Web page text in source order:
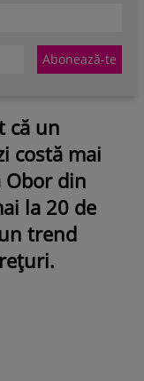
că un
costă mai
Obor din
la 20 de
trend